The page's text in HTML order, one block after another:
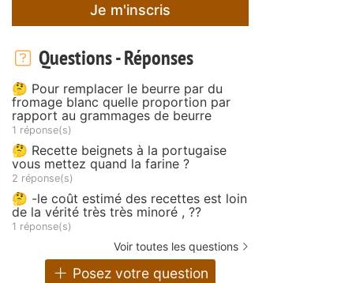
Je m'inscris
Questions - Réponses
🤔 Pour remplacer le beurre par du
fromage blanc quelle proportion par
rapport au grammages de beurre
1 réponse(s)
🤔 Recette beignets à la portugaise
vous mettez quand la farine ?
2 réponse(s)
🤔 -le coût estimé des recettes est loin
de la vérité très très minoré , ??
1 réponse(s)
Voir toutes les questions
Posez votre question